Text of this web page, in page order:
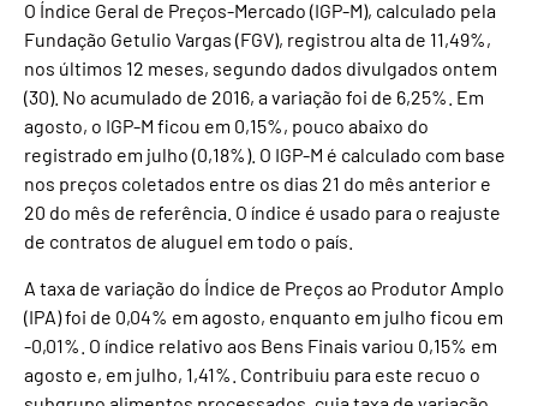
O Índice Geral de Preços-Mercado (IGP-M), calculado pela
Fundação Getulio Vargas (FGV), registrou alta de 11,49%,
nos últimos 12 meses, segundo dados divulgados ontem
(30). No acumulado de 2016, a variação foi de 6,25%. Em
agosto, o IGP-M ficou em 0,15%, pouco abaixo do
registrado em julho (0,18%). O IGP-M é calculado com base
nos preços coletados entre os dias 21 do mês anterior e
20 do mês de referência. O índice é usado para o reajuste
de contratos de aluguel em todo o país.
A taxa de variação do Índice de Preços ao Produtor Amplo
(IPA) foi de 0,04% em agosto, enquanto em julho ficou em
-0,01%. O índice relativo aos Bens Finais variou 0,15% em
agosto e, em julho, 1,41%. Contribuiu para este recuo o